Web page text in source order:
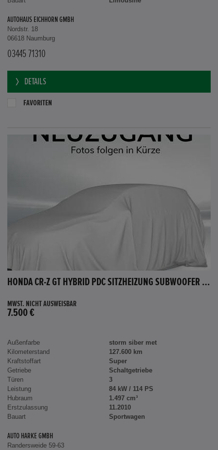
AUTOHAUS EICHHORN GMBH
Nordstr. 18
06618 Naumburg
03445 71310
DETAILS
FAVORITEN
HONDA CR-Z GT HYBRID PDC SITZHEIZUNG SUBWOOFER BLUETOOTH
MWST. NICHT AUSWEISBAR
7.500 €
Außenfarbe
storm siber met
Kilometerstand
127.600 km
Kraftstoffart
Super
Getriebe
Schaltgetriebe
Türen
3
Leistung
84 kW / 114 PS
Hubraum
1.497 cm³
Erstzulassung
11.2010
Bauart
Sportwagen
AUTO HARKE GMBH
Randersweide 59-63